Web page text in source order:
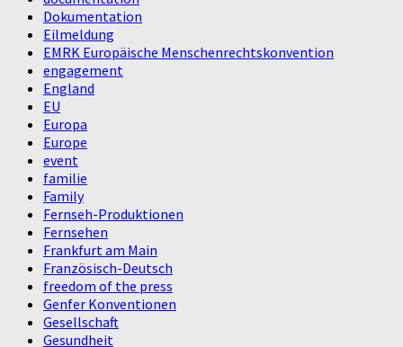
Dokumentation
Eilmeldung
EMRK Europäische Menschenrechtskonvention
engagement
England
EU
Europa
Europe
event
familie
Family
Fernseh-Produktionen
Fernsehen
Frankfurt am Main
Französisch-Deutsch
freedom of the press
Genfer Konventionen
Gesellschaft
Gesundheit